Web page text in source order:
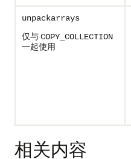
unpackarrays
仅与COPY_COLLECTION
一起使用
相关内容